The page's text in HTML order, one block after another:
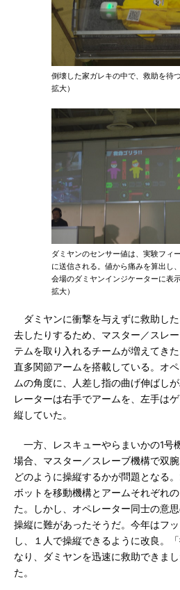
倒壊した家ガレキの中で、救助を待
拡大）
ダミヤンのセンサー値は、実験フィ
に送信される。値から痛みを算出し
会場のダミヤンインジケーターに表
拡大）
ダミヤンに衝撃を与えずに救助し
去したりするため、マスター／スレ
テムを取り入れるチームが増えてき
直多関節アームを搭載している。オ
ムの角度に、人差し指の曲げ伸ばし
レーターは右手でアームを、左手は
縦していた。
一方、レスキューやらまいかの1号
場合、マスター／スレーブ機構で双
どのように操縦するかが問題となる
ボットを移動機構とアームそれぞれ
た。しかし、オペレーター同士の意
操縦に難があったそうだ。今年はフ
し、１人で操縦できるように改良。
なり、ダミヤンを迅速に救助できま
た。